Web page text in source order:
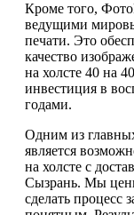
Кроме того,
ведущими
печати. Это
качество
на холсте 40 на
инвестиция в
годами.
Одним из
является
на холсте с
Сызрань. Мы
сделать процесс